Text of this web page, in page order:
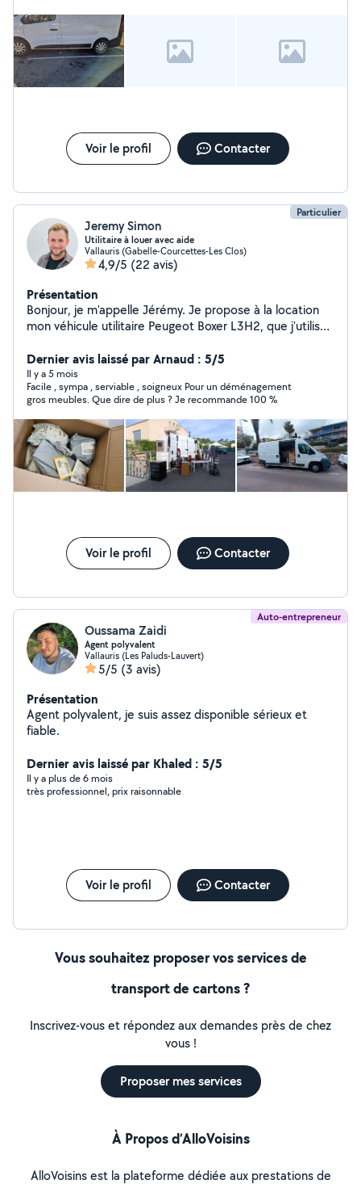
Voir le profil Contacter
Particulier
Jeremy Simon
Utilitaire à louer avec aide
Vallauris (Gabelle-Courcettes-Les Clos)
4,9/5 (22 avis)
Présentation
Bonjour, je m'appelle Jérémy. Je propose à la location
mon véhicule utilitaire Peugeot Boxer L3H2, que j'utilise
tous types de trajets, courts ou longs. Il dispose de 3
places à l'avant. Dimensions utiles du véhicule : Longueur
: 310 cm Largeur : 187 cm (142 cm entre les passages
de roue) Hauteur : 190 cm Volume : environ 11 m³ Idéal
pour transporter un réfrigérateur, machine à laver,
cartons, meubles, matelas, lit,chaise, buffet, piano,
canapé etc. N'hésitez pas à envoyer des photos de ce
que vous avez, pour que je puisse vous faire une
estimation du temps chargement . Je peux aussi me
Dernier avis laissé par Arnaud : 5/5
Il y a 5 mois
Facile , sympa , serviable , soigneux Pour un déménagement
gros meubles. Que dire de plus ? Je recommande 100 %
Voir le profil Contacter
Auto-entrepreneur
Oussama Zaidi
Agent polyvalent
Vallauris (Les Paluds-Lauvert)
5/5 (3 avis)
Présentation
Agent polyvalent, je suis assez disponible sérieux et
fiable.
Dernier avis laissé par Khaled : 5/5
Il y a plus de 6 mois
très professionnel, prix raisonnable
Voir le profil Contacter
Vous souhaitez proposer vos services de
transport de cartons ?
Inscrivez-vous et répondez aux demandes près de chez
vous !
Proposer mes services
À Propos d’AlloVoisins
AlloVoisins est la plateforme dédiée aux prestations de